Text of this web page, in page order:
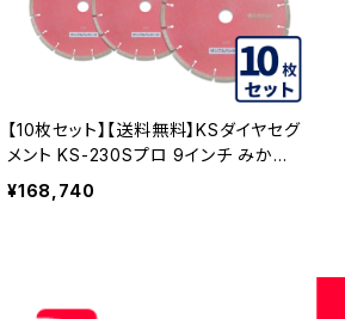
【10枚セット】【送料無料】KSダイヤセグ
メント KS-230Sプロ 9インチ みかげ
石・硬質コンクリートなど (ks-230spr
o) KS-230SPRO-10
¥168,740